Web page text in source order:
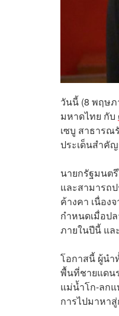
วันนี้ (8 พฤษ
มหาดไทย กับ
เซบู สาธารณ
ประเด็นสำคั
นายกรัฐมนต
และสามารถ
ค้างคา เนื่อง
กำหนดเมื่อป
ภายในปีนี้ แล
โอกาสนี้ ผู้นำ
พื้นที่ชายแดน
แม่น้ำโก-ลกแ
การไปมาหา